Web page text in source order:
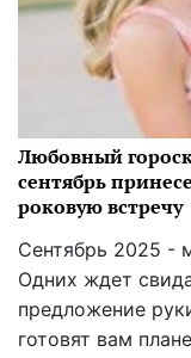
Любовный
сентябрь
роковую встречу
Сентябрь 2025 -
Одних ждет
предложение
готовят вам